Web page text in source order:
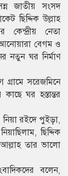
জাতীয় সংসদ
ছিদ্দিক উল্লাহ
কেন্দ্রীয় নেতা
আনোয়ারা বেগম ও
নতুন ঘর নির্মাণ
গ্রামে সরেজমিনে
ঘর হস্তান্তর
রইদে পুইড়া,
ছিদ্দিক
তার ভালো
বলেন,